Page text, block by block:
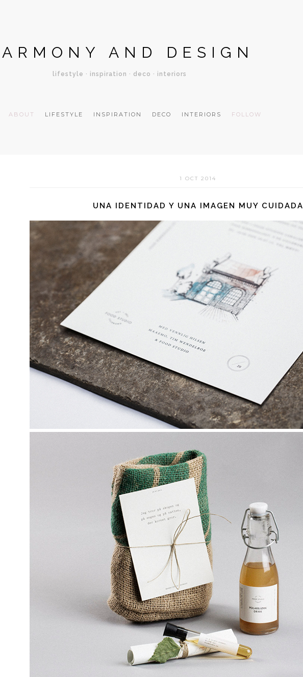
AND DESIGN
lifestyle · inspiration · deco · interiors
ABOUT LIFESTYLE INSPIRATION DECO INTERIORS FOLLOW
1 OCT 2014
UNA IDENTIDAD Y UNA IMAGEN MUY CUIDADA